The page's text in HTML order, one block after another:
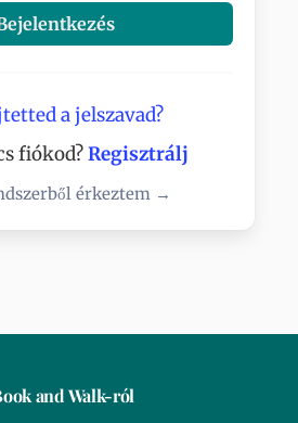
a jelszavad?
fiókod?Regisztrálj
érkeztem →
and Walk-ról